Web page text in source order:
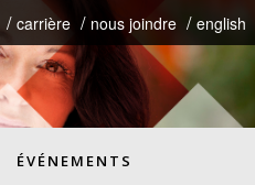
carrière nous joindre english
ÉVÉNEMENTS